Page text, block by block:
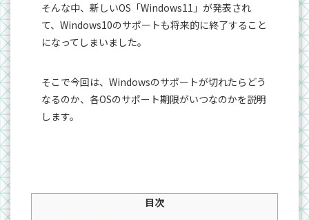
そんな中、新しいOS「Windows11」が発表され
て、Windows10のサポートも将来的に終了すること
になってしまいました。
そこで今回は、Windowsのサポートが切れたらどう
なるのか、各OSのサポート期限がいつなのかを説明
します。
目次